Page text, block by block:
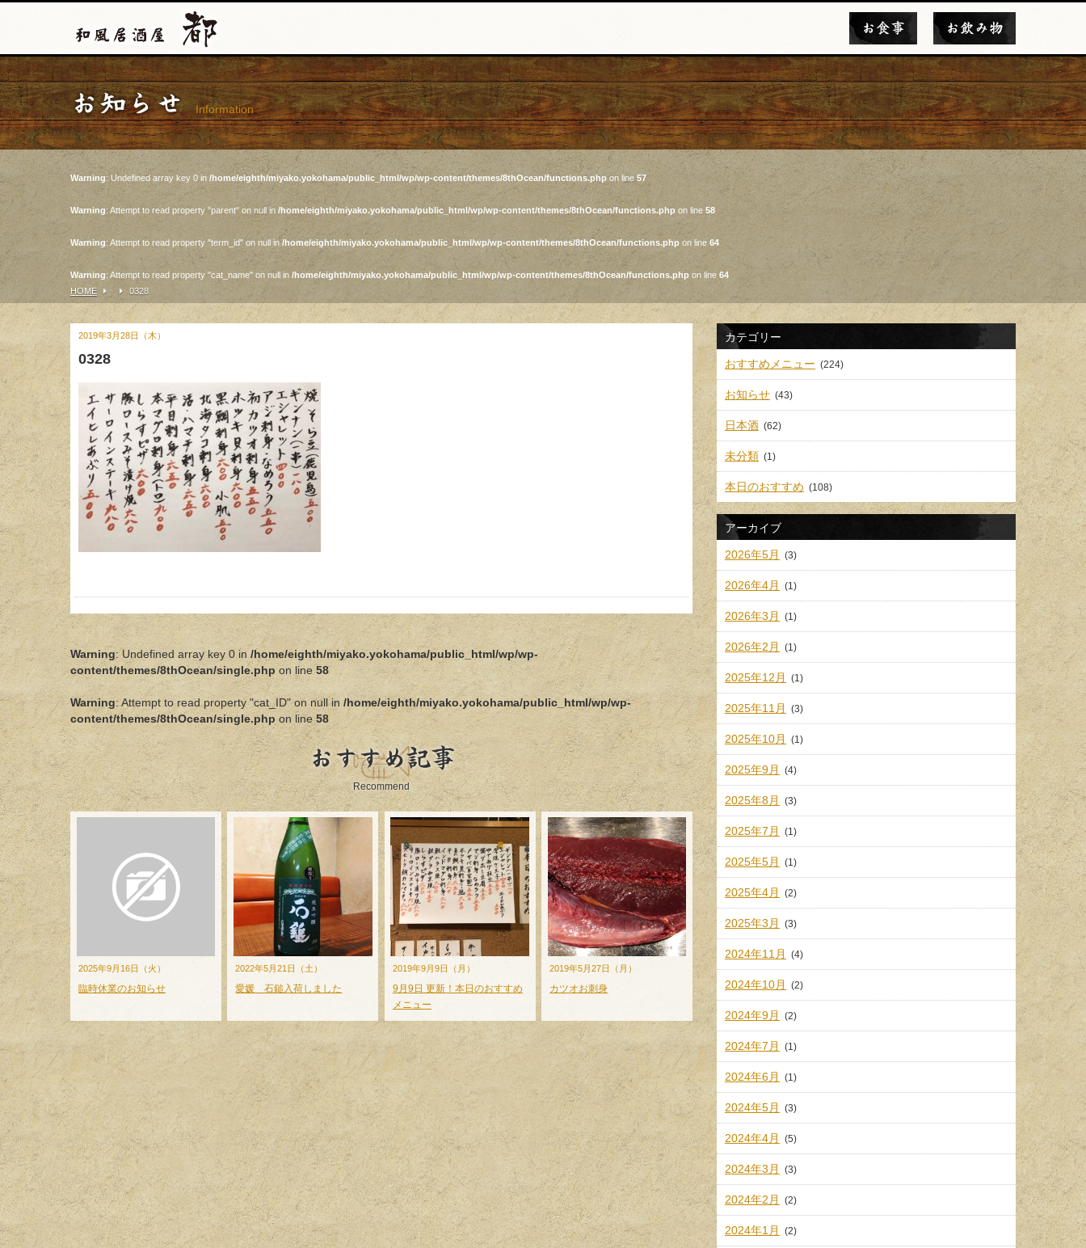
お食事 お飲み物
お知らせ Information
Warning: Undefined array key 0 in /home/eighth/miyako.yokohama/public_html/wp/wp-content/themes/8thOcean/functions.phpon line57
Warning: Attempt to read property "parent" on null in/home/eighth/miyako.yokohama/public_html/wp/wp-content/themes/8thOcean/functions.php on line 58
Warning: Attempt to read property "term_id" on null in/home/eighth/miyako.yokohama/public_html/wp/wp-content/themes/8thOcean/functions.php on line 64
Warning: Attempt to read property "cat_name" on null in /home/eighth/miyako.yokohama/public_html/wp/wp-content/themes/8thOcean/functions.php on line 64
HOME
0328
2019年3月28日（木）
0328
Warning: Undefined array key 0 in/home/eighth/miyako.yokohama/public_html/wp/wp-
content/themes/8thOcean/single.phpon line58
Warning: Attempt to read property "cat_ID" on null in/home/eighth/miyako.yokohama/public_html/wp/wp-
content/themes/8thOcean/single.phpon line58
おすすめ記事
Recommend
2025年9月16日（火）
臨時休業のお知らせ
2022年5月21日（土）
愛媛 石鎚入荷しました
2019年9月9日（月）
9月9日 更新！本日のおすすめ
メニュー
2019年5月27日（月）
カツオお刺身
カテゴリー
おすすめメニュー (224)
お知らせ (43)
日本酒 (62)
未分類 (1)
本日のおすすめ (108)
アーカイブ
2026年5月 (3)
2026年4月 (1)
2026年3月 (1)
2026年2月 (1)
2025年12月 (1)
2025年11月 (3)
2025年10月 (1)
2025年9月 (4)
2025年8月 (3)
2025年7月 (1)
2025年5月 (1)
2025年4月 (2)
2025年3月 (3)
2024年11月 (4)
2024年10月 (2)
2024年9月 (2)
2024年7月 (1)
2024年6月 (1)
2024年5月 (3)
2024年4月 (5)
2024年3月 (3)
2024年2月 (2)
2024年1月 (2)